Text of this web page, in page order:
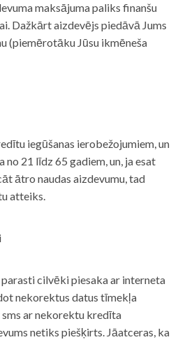
maksājuma paliks finanšu
Dažkārt aizdevējs piedāvā Jums
(piemērotāku Jūsu ikmēneša
iegūšanas ierobežojumiem, un
21 līdz 65 gadiem, un, ja esat
ātro naudas aizdevumu, tad
atteiks.
cilvēki piesaka ar interneta
nekorektus datus tīmekļa
ar nekorektu kredīta
netiks piešķirts. Jāatceras, ka